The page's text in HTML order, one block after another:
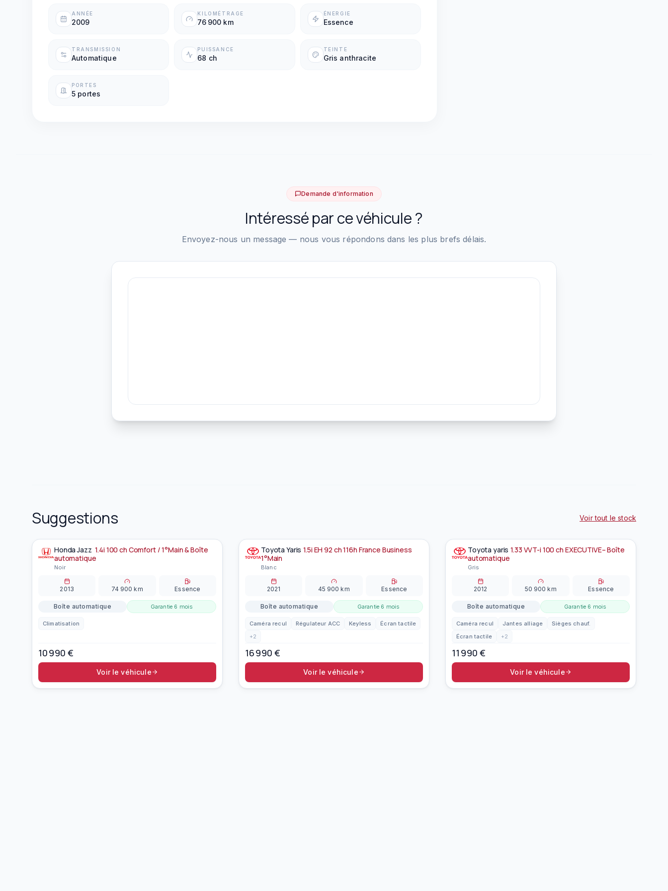
ANNÉE
2009
KILOMÉTRAGE
76 900 km
ÉNERGIE
Essence
TRANSMISSION
Automatique
PUISSANCE
68 ch
TEINTE
Gris anthracite
PORTES
5 portes
Demande d'information
Intéressé par ce véhicule ?
Envoyez-nous un message — nous vous répondons dans les plus brefs délais.
Suggestions Voir tout le stock
À la une
Honda Jazz 1.4i 100 ch Comfort / 1°Main & Boîte
automatique
Noir
2013 74 900 km Essence
Boîte automatique Garantie 6 mois
Climatisation
10 990 €
Voir le véhicule
À la une EN PRÉPARATION
Toyota Yaris 1.5i EH 92 ch 116h France Business
1°Main
Blanc
2021 45 900 km Essence
Boîte automatique Garantie 6 mois
Caméra recul Régulateur ACC Keyless
Écran tactile
+2
16 990 €
Voir le véhicule
À la une EN PRÉPARATION
Toyota yaris 1.33 VVT-i 100 ch EXECUTIVE– Boîte
automatique
Gris
2012 50 900 km Essence
Boîte automatique Garantie 6 mois
Caméra recul Jantes alliage
Sièges chauf.
Écran tactile
+2
11 990 €
Voir le véhicule